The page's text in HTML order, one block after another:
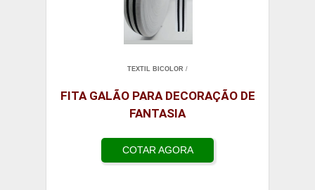
TEXTIL BICOLOR /
FITA GALÃO PARA DECORAÇÃO DE
FANTASIA
COTAR AGORA